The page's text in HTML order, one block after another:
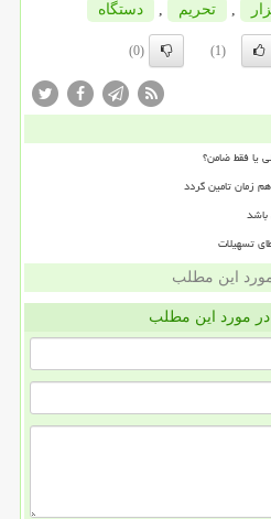
, تحریم , دستگاه
(1)
(0)
یا فقط ضامن؟
زمان تامین گردد
تسهیلات
این مطلب
مورد این مطلب